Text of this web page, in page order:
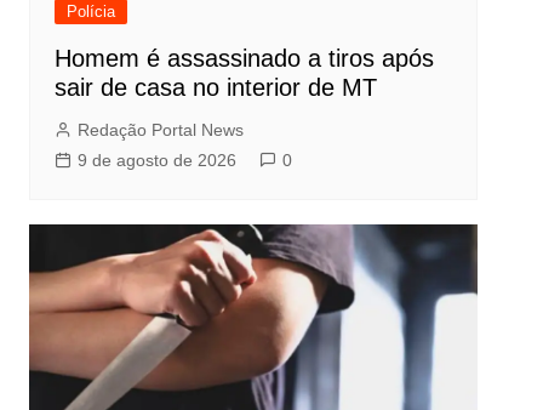
Polícia
Homem é assassinado a tiros após
sair de casa no interior de MT
Redação Portal News
9 de agosto de 2026
0